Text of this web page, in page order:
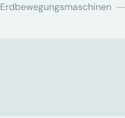
Erdbewegungsmaschinen